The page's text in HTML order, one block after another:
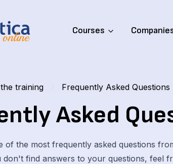
Courses
training Frequently Asked Questions
Asked
of the most frequently asked questions
don't find answers to your questions, feel